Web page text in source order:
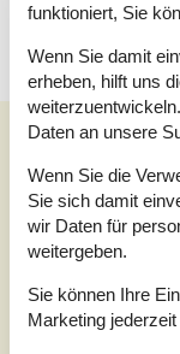
Unsere
Unsere
funktioniert, Sie
Wenn Sie damit
erheben, hilft uns
Daten an unsere
Wenn Sie die
Sie sich damit
wir Daten für
weitergeben.
Sie können Ihre
Marketing